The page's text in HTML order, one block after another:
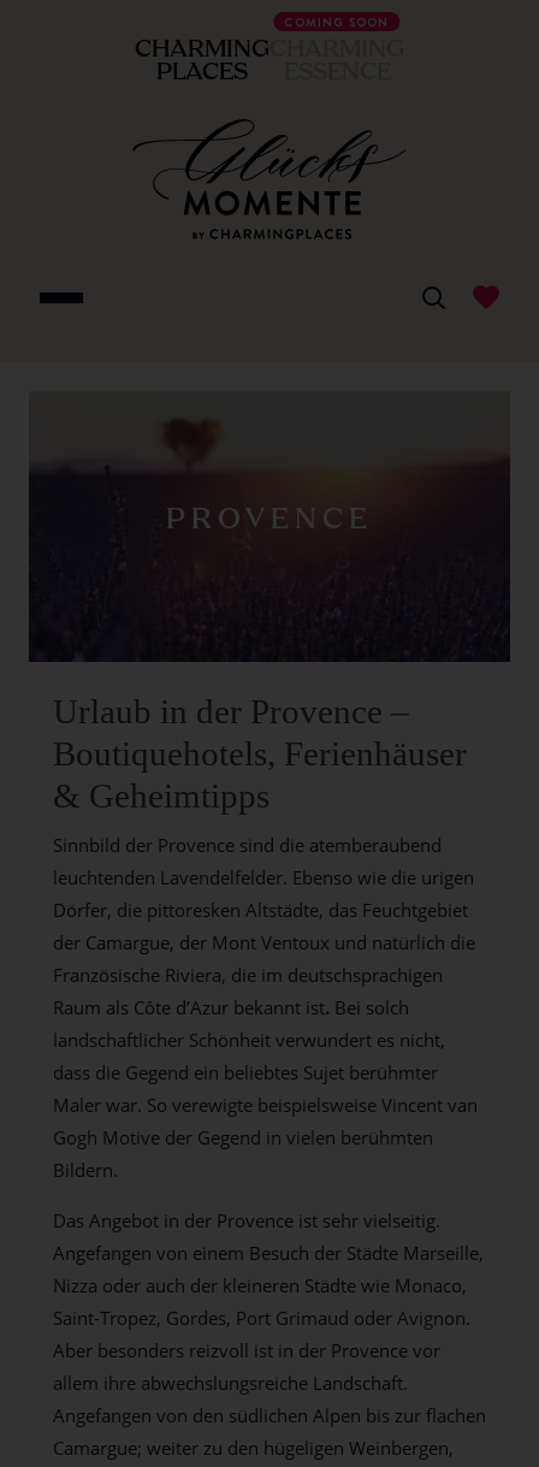
CHARMING
PLACES
COMING SOON
PROVENCE
Urlaub in der Provence –
Boutiquehotels, Ferienhäuser
& Geheimtipps
Sinnbild der Provence sind die atemberaubend
leuchtenden Lavendelfelder. Ebenso wie die urigen
Dörfer, die pittoresken Altstädte, das Feuchtgebiet
der Camargue, der Mont Ventoux und natürlich die
Französische Riviera, die im deutschsprachigen
Raum als Côte d’Azur bekannt ist. Bei solch
landschaftlicher Schönheit verwundert es nicht,
dass die Gegend ein beliebtes Sujet berühmter
Maler war. So verewigte beispielsweise Vincent van
Gogh Motive der Gegend in vielen berühmten
Bildern.
Das Angebot in der Provence ist sehr vielseitig.
Angefangen von einem Besuch der Städte Marseille,
Nizza oder auch der kleineren Städte wie Monaco,
Saint-Tropez, Gordes, Port Grimaud oder Avignon.
Aber besonders reizvoll ist in der Provence vor
allem ihre abwechslungsreiche Landschaft.
Angefangen von den südlichen Alpen bis zur flachen
Camargue; weiter zu den hügeligen Weinbergen,